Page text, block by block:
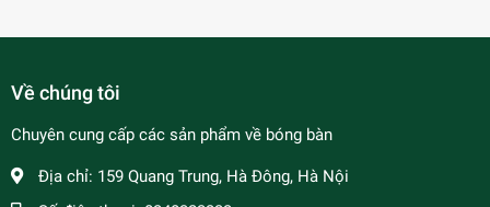
Về chúng tôi
Chuyên cung cấp các sản phẩm về bóng bàn
Địa chỉ: 159 Quang Trung, Hà Đông, Hà Nội